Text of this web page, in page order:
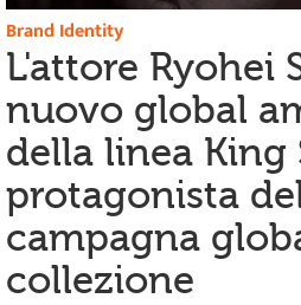
Brand Identity
L'attore Ryohei
nuovo global
della linea King
protagonista
campagna
collezione